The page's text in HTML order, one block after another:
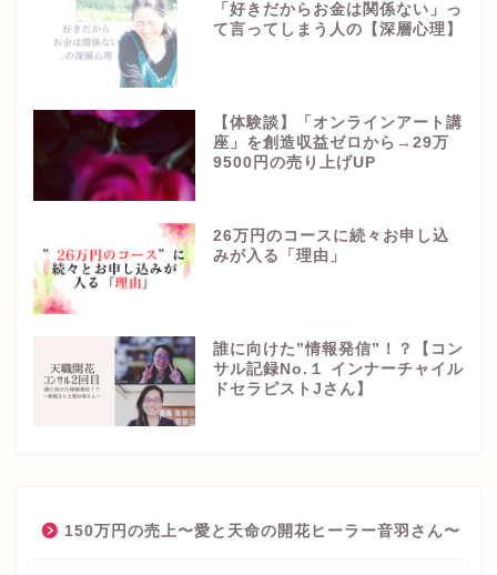
「好きだからお金は関係ない」っ
て言ってしまう人の【深層心理】
【体験談】「オンラインアート講
座」を創造収益ゼロから→29万
9500円の売り上げUP
26万円のコースに続々お申し込
みが入る「理由」
誰に向けた”情報発信”！？【コン
サル記録No.１ インナーチャイル
ドセラピストJさん】
150万円の売上〜愛と天命の開花ヒーラー音羽さん〜